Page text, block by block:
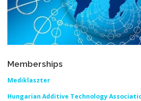
Memberships
Mediklaszter
Hungarian Additive Technology